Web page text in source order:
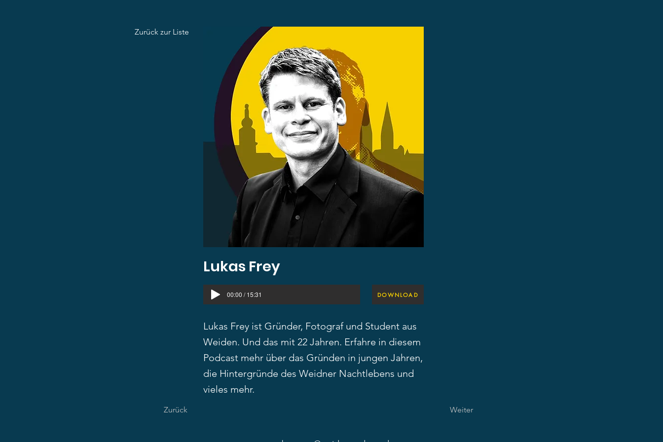
Zurück zur Liste
Lukas Frey
00:00 / 15:31 DOWNLOAD
Lukas Frey ist Gründer, Fotograf und Student aus
Weiden. Und das mit 22 Jahren. Erfahre in diesem
Podcast mehr über das Gründen in jungen Jahren,
die Hintergründe des Weidner Nachtlebens und
vieles mehr.
Zurück Weiter